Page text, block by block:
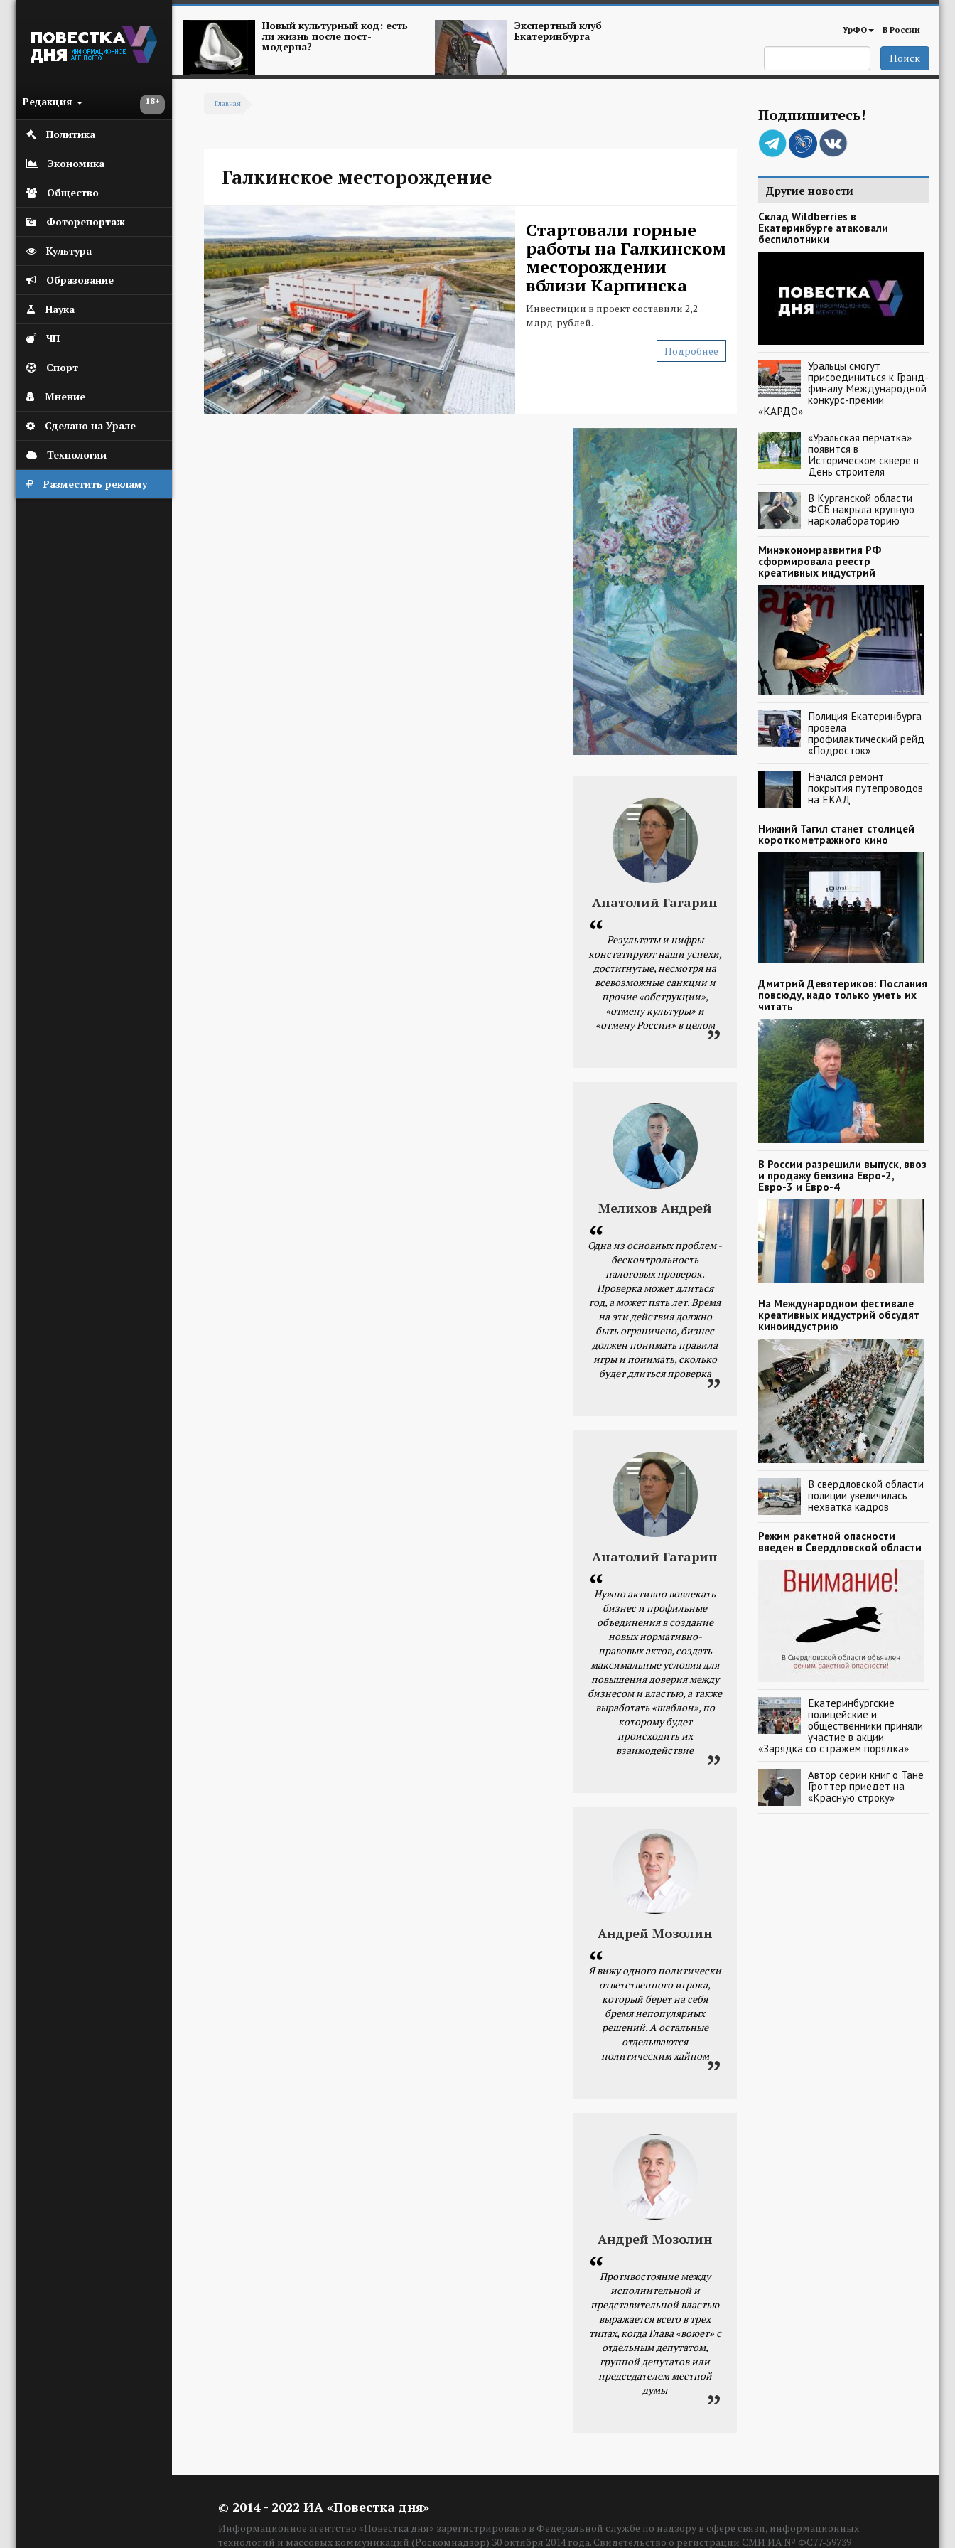
18+
Редакция
Политика
Экономика
Общество
Фоторепортаж
Культура
Образование
Наука
ЧП
Спорт
Мнение
Сделано на Урале
Технологии
Разместить рекламу
Новый культурный код: есть
ли жизнь после пост-
модерна?
Экспертный клуб
Екатеринбурга УрФО В России
Поиск
Главная
Галкинское месторождение
Стартовали горные
работы на Галкинском
месторождении
вблизи Карпинска
Инвестиции в проект составили 2,2
млрд. рублей.
Подробнее
Анатолий Гагарин
Результаты и цифры
констатируют наши успехи,
достигнутые, несмотря на
всевозможные санкции и
прочие «обструкции»,
«отмену культуры» и
«отмену России» в целом
Мелихов Андрей
Одна из основных проблем -
бесконтрольность
налоговых проверок.
Проверка может длиться
год, а может пять лет. Время
на эти действия должно
быть ограничено, бизнес
должен понимать правила
игры и понимать, сколько
будет длиться проверка
Анатолий Гагарин
Нужно активно вовлекать
бизнес и профильные
объединения в создание
новых нормативно-
правовых актов, создать
максимальные условия для
повышения доверия между
бизнесом и властью, а также
выработать «шаблон», по
которому будет
происходить их
взаимодействие
Андрей Мозолин
Я вижу одного политически
ответственного игрока,
который берет на себя
бремя непопулярных
решений. А остальные
отделываются
политическим хайпом
Андрей Мозолин
Противостояние между
исполнительной и
представительной властью
выражается всего в трех
типах, когда Глава «воюет» с
отдельным депутатом,
группой депутатов или
председателем местной
думы
Подпишитесь!
Другие новости
Склад Wildberries в
Екатеринбурге атаковали
беспилотники
Уральцы смогут
присоединиться к Гранд-
финалу Международной
конкурс-премии
«КАРДО»
«Уральская перчатка»
появится в
Историческом сквере в
День строителя
В Курганской области
ФСБ накрыла крупную
нарколабораторию
Минэкономразвития РФ
сформировала реестр
креативных индустрий
Полиция Екатеринбурга
провела
профилактический рейд
«Подросток»
Начался ремонт
покрытия путепроводов
на ЕКАД
Нижний Тагил станет столицей
короткометражного кино
Дмитрий Девятериков: Послания
повсюду, надо только уметь их
читать
В России разрешили выпуск, ввоз
и продажу бензина Евро-2,
Евро-3 и Евро-4
На Международном фестивале
креативных индустрий обсудят
киноиндустрию
В свердловской области
полиции увеличилась
нехватка кадров
Режим ракетной опасности
введен в Свердловской области
Екатеринбургские
полицейские и
общественники приняли
участие в акции
«Зарядка со стражем порядка»
Автор серии книг о Тане
Гроттер приедет на
«Красную строку»
© 2014 - 2022 ИА «Повестка дня»
Информационное агентство «Повестка дня» зарегистрировано в Федеральной службе по надзору в сфере связи, информационных
технологий и массовых коммуникаций (Роскомнадзор) 30 октября 2014 года. Свидетельство о регистрации СМИ ИА № ФС77-59739